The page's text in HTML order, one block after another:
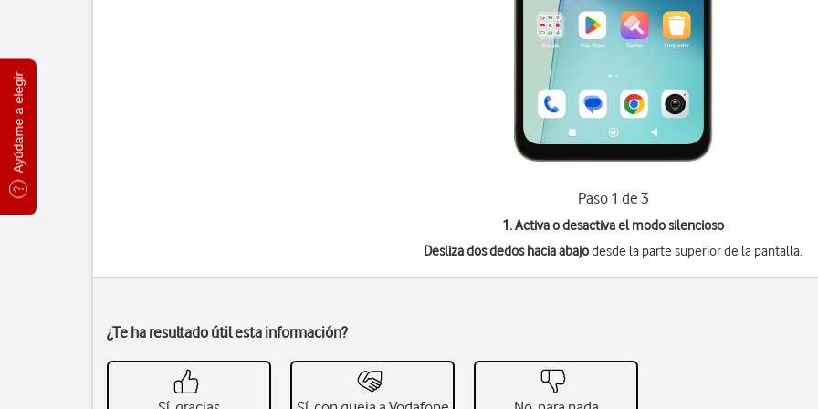
Ayúdame a elegir
Paso 1 de 3
1. Activa o desactiva el modo silencioso
Desliza dos dedos hacia abajodesde la parte superior de la pantalla.
¿Te ha resultado útil esta información?